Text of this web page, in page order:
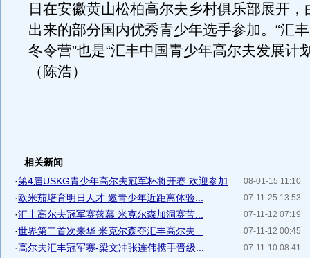
日在安徽黄山松柏高尔夫乡村俱乐部展开，
出来的部分国内优秀青少年选手参加。“汇
冬令营”也是“汇丰中国青少年高尔夫发展计
（陈浩）
相关新闻
08-01-15 11:10
·第4届USKG青少年高尔夫冠军杯将开赛 欢迎参加
07-11-25 13:53
·欧米茄培育明日人才 邀青少年近距离体验...
07-11-12 07:19
·汇丰高尔夫冠军赛落幕 米克尔森加洞赛苦...
07-11-12 00:45
·世界第二首次来华 米克尔森夺汇丰高尔夫...
07-11-10 08:41
·高尔夫汇丰冠军赛-梁文冲张连伟携手晋级...